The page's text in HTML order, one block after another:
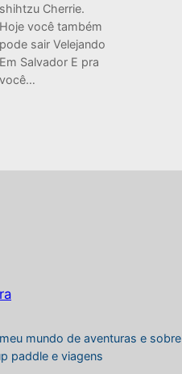
shihtzu Cherrie.
Hoje você também
pode sair Velejando
Em Salvador E pra
você…
mundo de aventuras e sobre
paddle e viagens